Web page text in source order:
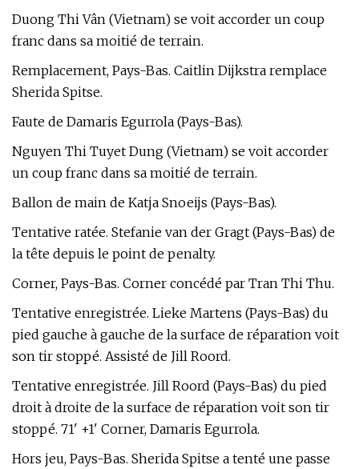
Duong Thi Vân (Vietnam) se voit accorder un coup
franc dans sa moitié de terrain.
Remplacement, Pays-Bas. Caitlin Dijkstra remplace
Sherida Spitse.
Faute de Damaris Egurrola (Pays-Bas).
Nguyen Thi Tuyet Dung (Vietnam) se voit accorder
un coup franc dans sa moitié de terrain.
Ballon de main de Katja Snoeijs (Pays-Bas).
Tentative ratée. Stefanie van der Gragt (Pays-Bas) de
la tête depuis le point de penalty.
Corner, Pays-Bas. Corner concédé par Tran Thi Thu.
Tentative enregistrée. Lieke Martens (Pays-Bas) du
pied gauche à gauche de la surface de réparation voit
son tir stoppé. Assisté de Jill Roord.
Tentative enregistrée. Jill Roord (Pays-Bas) du pied
droit à droite de la surface de réparation voit son tir
stoppé. 71' +1' Corner, Damaris Egurrola.
Hors jeu, Pays-Bas. Sherida Spitse a tenté une passe